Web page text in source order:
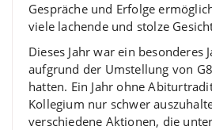
Gespräche und Erfolge
viele lachende und stolze
Dieses Jahr war ein besonderes
aufgrund der Umstellung von
hatten. Ein Jahr ohne
Kollegium nur schwer
verschiedene Aktionen, die